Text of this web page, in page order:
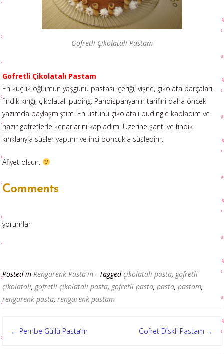
Gofretli Çikolatalı Pastam
Gofretli Çikolatalı Pastam
En küçük oğlumun yaşgünü pastası içeriği; vişne, çikolata parçaları,
fındık kırığı, çikolatalı puding. Pandispanyanın tarifini daha önceki
yazımda paylaşmıştım. En üstünü çikolatalı pudingle kapladım ve
hazır gofretlerle kenarlarını kapladım. Üzerine şanti ve fındık
kırıklarıyla süsler yaptım ve inci boncukla süsledim.
Afiyet olsun.
Comments
yorumlar
Posted in Rengarenk Pasta'm - Taggedçikolatalı pasta, gofretli
çikolatalı, gofretli çikolatalı pasta, gofretli pasta, pasta, pastam,
rengarenk pasta, rengarenk pastam
Post
← Pembe Güllü Pasta’m Gofret Diskli Pastam →